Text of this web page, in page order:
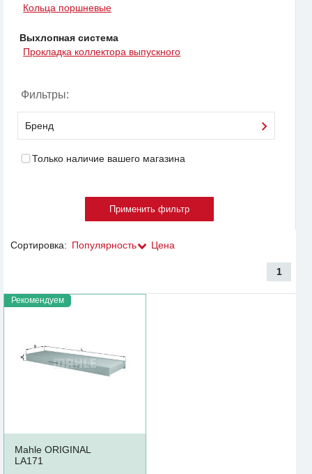
Кольца поршневые
Выхлопная система
Прокладка коллектора выпускного
Фильтры:
Бренд
Только наличие вашего магазина
Сортировка: Популярность Цена
1
Рекомендуем
Mahle ORIGINAL
LA171